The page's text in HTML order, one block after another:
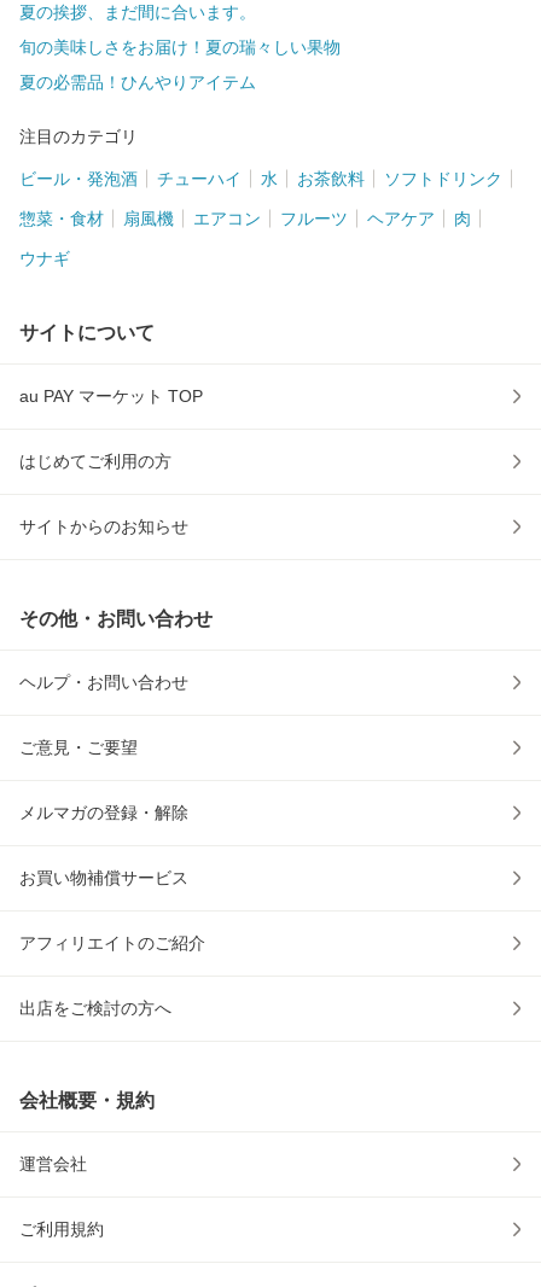
夏の挨拶、まだ間に合います。
旬の美味しさをお届け！夏の瑞々しい果物
夏の必需品！ひんやりアイテム
注目のカテゴリ
ビール・発泡酒 チューハイ 水 お茶飲料 ソフトドリンク
惣菜・食材 扇風機 エアコン フルーツ ヘアケア 肉
ウナギ
サイトについて
au PAY マーケット TOP
はじめてご利用の方
サイトからのお知らせ
その他・お問い合わせ
ヘルプ・お問い合わせ
ご意見・ご要望
メルマガの登録・解除
お買い物補償サービス
アフィリエイトのご紹介
出店をご検討の方へ
会社概要・規約
運営会社
ご利用規約